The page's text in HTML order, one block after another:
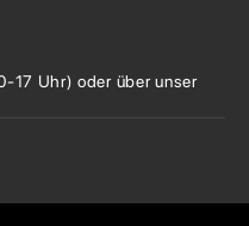
17 Uhr) oder überunser